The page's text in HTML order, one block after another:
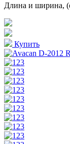
Длина и ширина,
Купить